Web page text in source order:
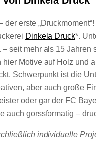
der erste
Dinkela Druck*.
seit mehr als 15 Jahren
hier Motive auf Holz und
Schwerpunkt ist die
aber auch große
oder gar der FC
auch gorssformatig –
individuelle